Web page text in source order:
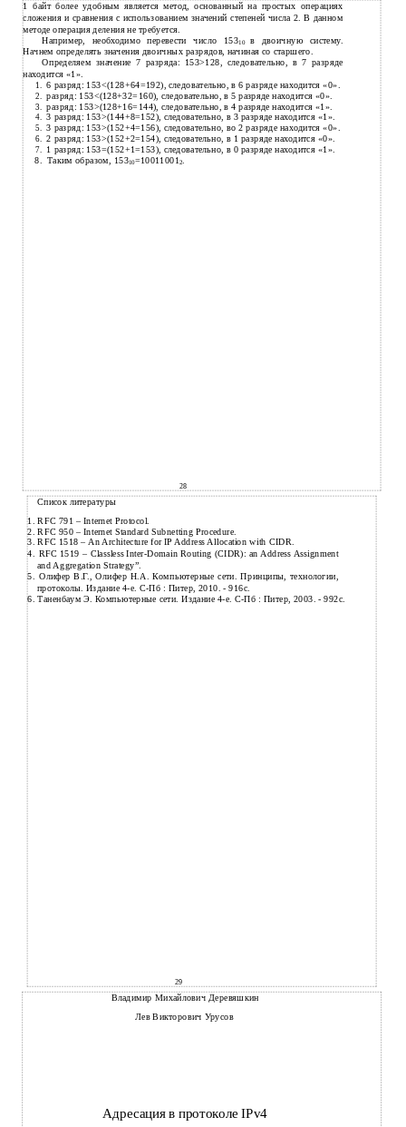
1 байт более удобным является метод, основанный на простых операциях
сложения и сравнения с использованием значений степеней числа 2. В данном
методе операция деления не требуется.
Например, необходимо перевести число 15310в двоичную систему.
Начнем определять значения двоичных разрядов, начиная со старшего.
Определяем значение 7 разряда: 153>128, следовательно, в 7 разряде
находится «1».
1. 6 разряд: 153<(128+64=192), следовательно, в 6 разряде находится «0».
2. разряд: 153<(128+32=160), следовательно, в 5 разряде находится «0».
3. разряд: 153>(128+16=144), следовательно, в 4 разряде находится «1».
4. 3 разряд: 153>(144+8=152), следовательно, в 3 разряде находится «1».
5. 3 разряд: 153>(152+4=156), следовательно, во 2 разряде находится «0».
6. 2 разряд: 153>(152+2=154), следовательно, в 1 разряде находится «0».
7. 1 разряд: 153=(152+1=153), следовательно, в 0 разряде находится «1».
8. Таким образом, 15310=100110012
28
Список литературы
1.
RFC 791 – Internet Protocol.
2. RFC 950 – Internet Standard Subnetting Procedure.
3. RFC 1518 – An Architecture for IP Address Allocation with CIDR.
4. RFC 1519 – ClasslessInter-Domain Routing (CIDR): an Address Assignment
and Aggregation Strategy”.
5. Олифер В.Г., Олифер Н.А. Компьютерные сети. Принципы, технологии,
протоколы. Издание 4-е. С-Пб : Питер, 2010. - 916с.
6. Таненбаум Э. Компьютерные сети. Издание 4-е. С-Пб : Питер, 2003. - 992с.
29
Владимир Михайлович Деревяшкин
Лев Викторович Урусов
Адресация в протоколе IPv4